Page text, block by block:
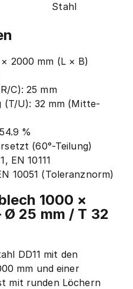
Stahl
2000 mm (L × B)
C): 25 mm
(T/U): 32 mm (Mitte-
%
(60°-Teilung)
EN 10111
10051 (Toleranznorm)
1000 ×
Ø 25 mm / T 32
DD11 mit den
mm und einer
mit runden Löchern